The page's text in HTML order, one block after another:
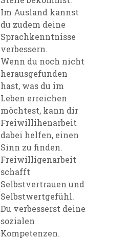
Im Ausland kannst
du zudem deine
Sprachkenntnisse
verbessern.
Wenn du noch nicht
herausgefunden
hast, was du im
Leben erreichen
möchtest, kann dir
Freiwillihenarbeit
dabei helfen, einen
Sinn zu finden.
Freiwilligenarbeit
schafft
Selbstvertrauen und
Selbstwertgefühl.
Du verbesserst deine
sozialen
Kompetenzen.